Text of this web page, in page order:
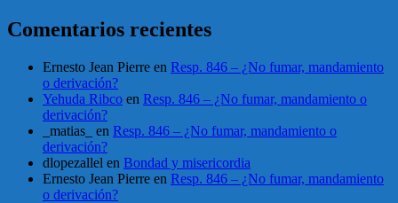
Comentarios recientes
Ernesto Jean Pierre en Resp. 846 – ¿No fumar, mandamiento
o derivación?
Yehuda Ribco en Resp. 846 – ¿No fumar, mandamiento o
derivación?
_matias_
en Resp. 846 – ¿No fumar, mandamiento o
derivación?
dlopezallel en Bondad y misericordia
Ernesto Jean Pierre en Resp. 846 – ¿No fumar, mandamiento
o derivación?